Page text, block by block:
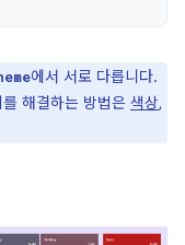
에서 서로 다릅니다.
해결하는 방법은 색상,